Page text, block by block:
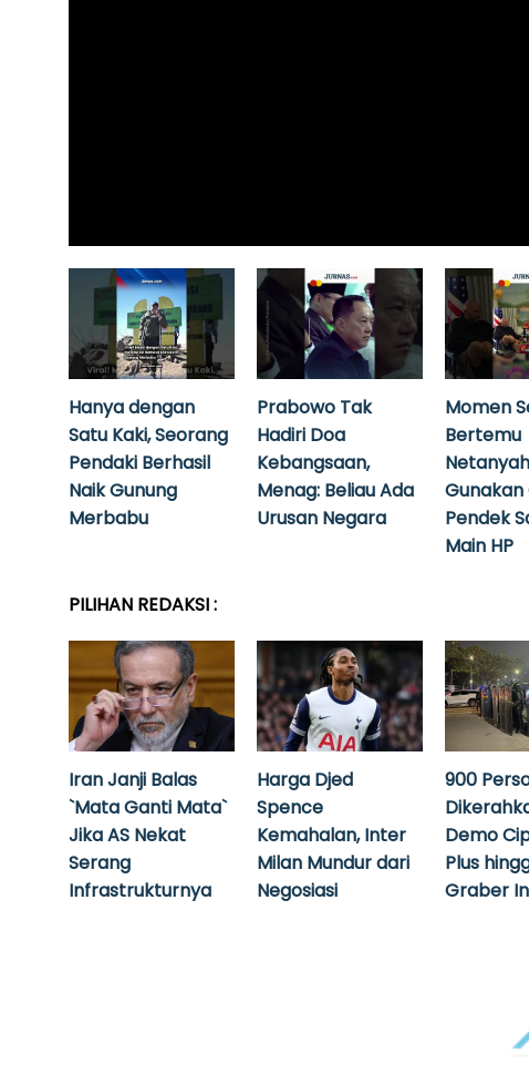
Hanya dengan
Satu Kaki, Seorang
Pendaki Berhasil
Naik Gunung
Merbabu
Prabowo Tak
Hadiri Doa
Kebangsaan,
Menag: Beliau Ada
Urusan Negara
Momen
Bertemu
Gunakan
Pendek
Main HP
PILIHAN REDAKSI :
Iran Janji Balas
`Mata Ganti Mata`
Jika AS Nekat
Serang
Infrastrukturnya
Harga Djed
Spence
Kemahalan, Inter
Milan Mundur dari
Negosiasi
900
Demo
Plus
Graber